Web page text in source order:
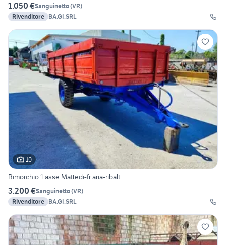
1.050 €Sanguinetto(VR)
Rivenditore BA.GI.SRL
10
Rimorchio 1 asse Mattedi-fr aria-ribalt
3.200 €Sanguinetto(VR)
Rivenditore BA.GI.SRL